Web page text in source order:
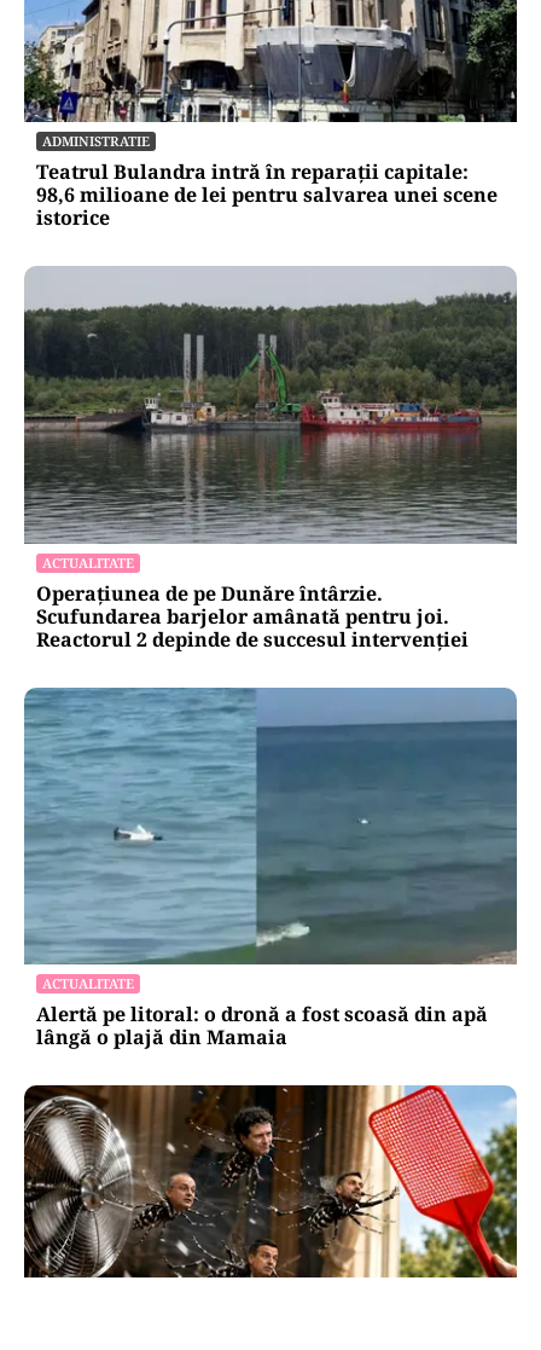
ADMINISTRATIE
Teatrul Bulandra intră în reparații capitale:
98,6 milioane de lei pentru salvarea unei scene
istorice
ACTUALITATE
Operațiunea de pe Dunăre întârzie.
Scufundarea barjelor amânată pentru joi.
Reactorul 2 depinde de succesul intervenției
ACTUALITATE
Alertă pe litoral: o dronă a fost scoasă din apă
lângă o plajă din Mamaia